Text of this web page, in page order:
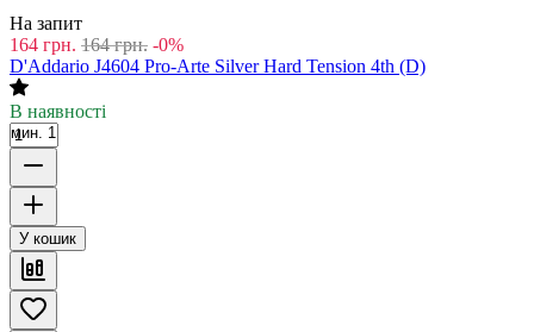
На запит
164 грн. 164 грн. -0%
D'Addario J4604 Pro-Arte Silver Hard Tension 4th (D)
В наявності
мин. 1
У кошик